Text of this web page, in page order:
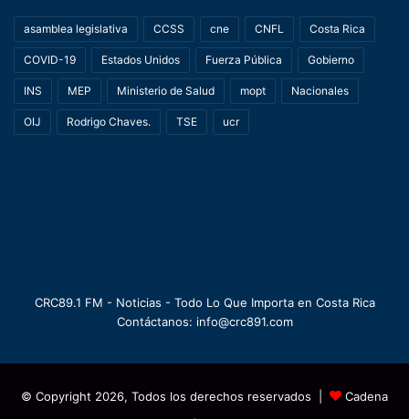
asamblea legislativa CCSS cne CNFL Costa Rica
COVID-19 Estados Unidos Fuerza Pública Gobierno
INS MEP Ministerio de Salud mopt Nacionales
OIJ Rodrigo Chaves. TSE ucr
CRC89.1 FM - Noticias - Todo Lo Que Importa en Costa Rica
Contáctanos: info@crc891.com
© Copyright 2026, Todos los derechos reservados |
Cadena